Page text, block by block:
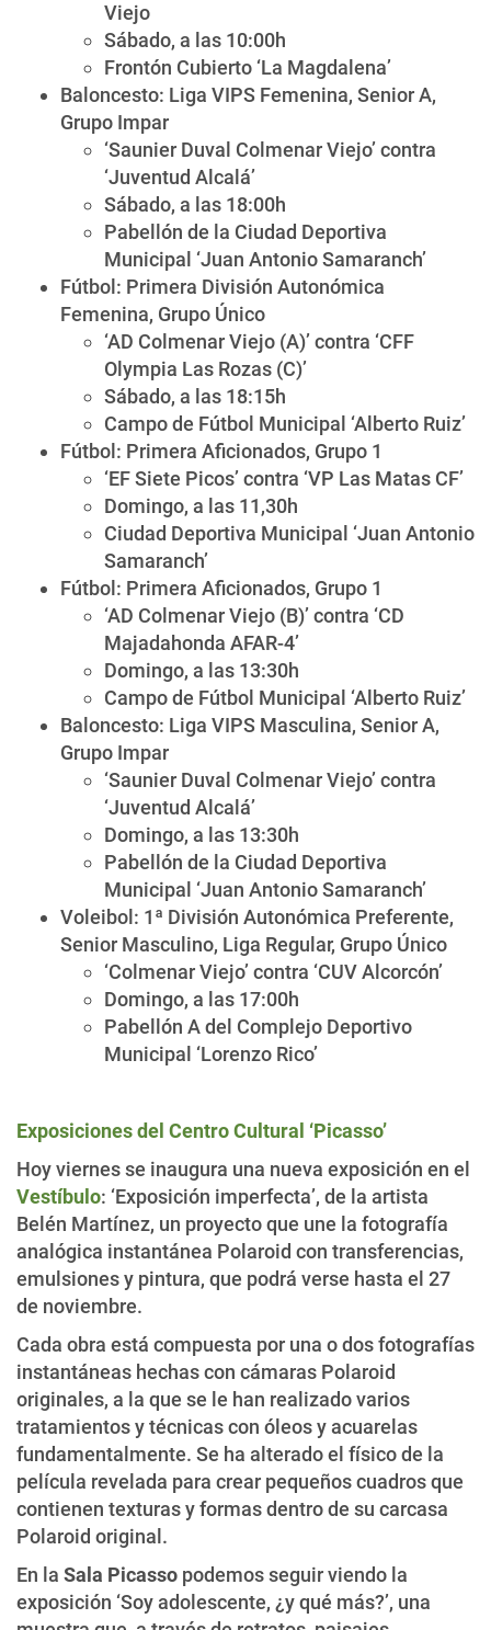
Viejo
Sábado, a las 10:00h
Frontón Cubierto ‘La Magdalena’
Baloncesto: Liga VIPS Femenina, Senior A,
Grupo Impar
‘Saunier Duval Colmenar Viejo’ contra
‘Juventud Alcalá’
Sábado, a las 18:00h
Pabellón de la Ciudad Deportiva
Municipal ‘Juan Antonio Samaranch’
Fútbol: Primera División Autonómica
Femenina, Grupo Único
‘AD Colmenar Viejo (A)’ contra ‘CFF
Olympia Las Rozas (C)’
Sábado, a las 18:15h
Campo de Fútbol Municipal ‘Alberto Ruiz’
Fútbol: Primera Aficionados, Grupo 1
‘EF Siete Picos’ contra ‘VP Las Matas CF’
Domingo, a las 11,30h
Ciudad Deportiva Municipal ‘Juan Antonio
Samaranch’
Fútbol: Primera Aficionados, Grupo 1
‘AD Colmenar Viejo (B)’ contra ‘CD
Majadahonda AFAR-4’
Domingo, a las 13:30h
Campo de Fútbol Municipal ‘Alberto Ruiz’
Baloncesto: Liga VIPS Masculina, Senior A,
Grupo Impar
‘Saunier Duval Colmenar Viejo’ contra
‘Juventud Alcalá’
Domingo, a las 13:30h
Pabellón de la Ciudad Deportiva
Municipal ‘Juan Antonio Samaranch’
Voleibol: 1ª División Autonómica Preferente,
Senior Masculino, Liga Regular, Grupo Único
‘Colmenar Viejo’ contra ‘CUV Alcorcón’
Domingo, a las 17:00h
Pabellón A del Complejo Deportivo
Municipal ‘Lorenzo Rico’
Exposiciones del Centro Cultural ‘Picasso’
Hoy viernes se inaugura una nueva exposición en el
Vestíbulo: ‘Exposición imperfecta’, de la artista
Belén Martínez, un proyecto que une la fotografía
analógica instantánea Polaroid con transferencias,
emulsiones y pintura, que podrá verse hasta el 27
de noviembre.
Cada obra está compuesta por una o dos fotografías
instantáneas hechas con cámaras Polaroid
originales, a la que se le han realizado varios
tratamientos y técnicas con óleos y acuarelas
fundamentalmente. Se ha alterado el físico de la
película revelada para crear pequeños cuadros que
contienen texturas y formas dentro de su carcasa
Polaroid original.
En la Sala Picasso podemos seguir viendo la
exposición ‘Soy adolescente, ¿y qué más?’, una